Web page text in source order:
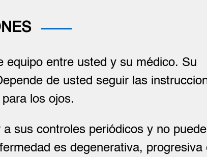
equipo entre usted y su médico. Su
de usted seguir las
los ojos.
sus controles periódicos y no
es degenerativa, progresiva